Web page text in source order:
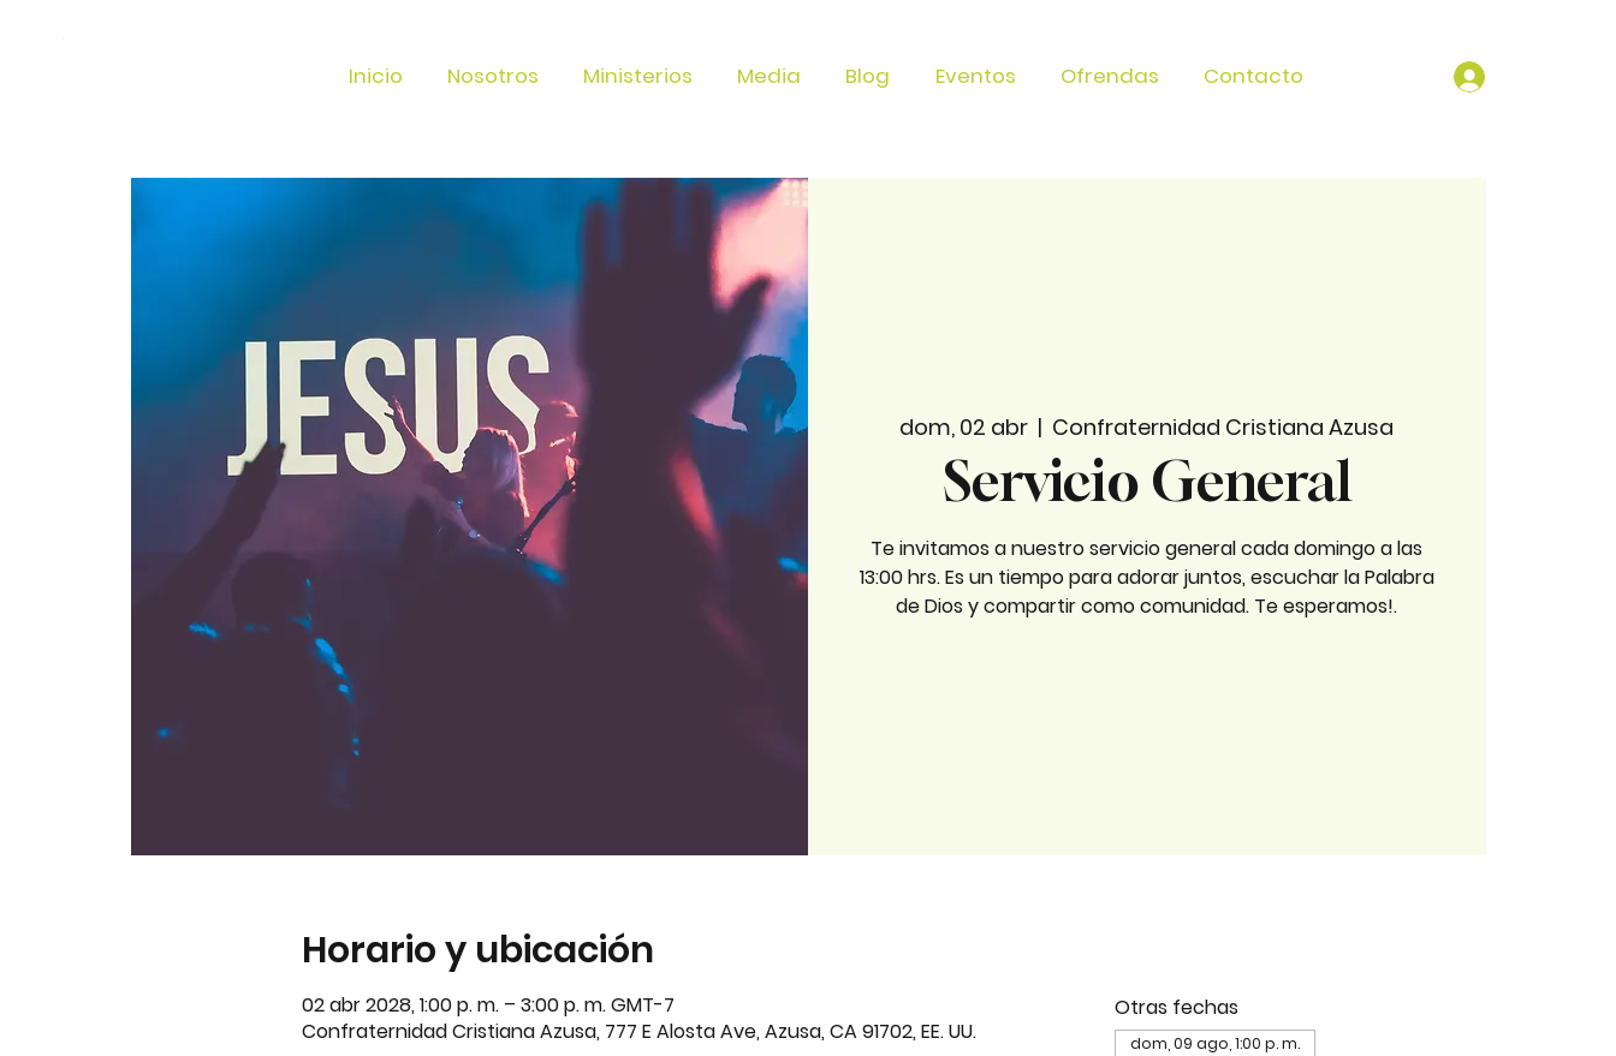
Inicio Nosotros Ministerios Media Blog Eventos Ofrendas Contacto
dom, 02 abr
  |
Confraternidad Cristiana Azusa
Servicio General
Te invitamos a nuestro servicio general cada domingo a las
13:00 hrs. Es un tiempo para adorar juntos, escuchar la Palabra
de Dios y compartir como comunidad. Te esperamos!.
Horario y ubicación
02 abr 2028, 1:00 p. m. – 3:00 p. m. GMT-7
Confraternidad Cristiana Azusa, 777 E Alosta Ave, Azusa, CA 91702, EE. UU.
Otras fechas
dom, 09 ago, 1:00 p. m.